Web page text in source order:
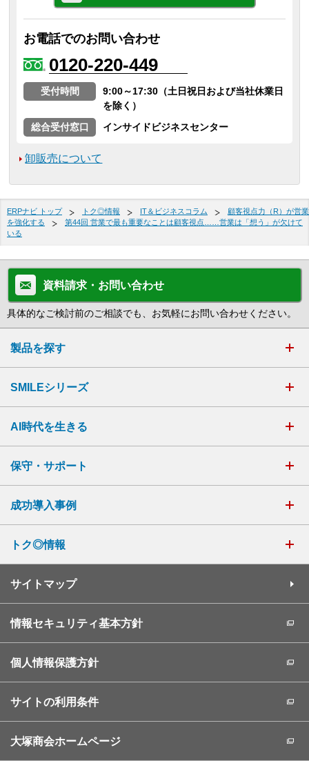
お電話でのお問い合わせ
0120-220-449
受付時間
9:00～17:30（土日祝日および当社休業日
を除く）
総合受付窓口
インサイドビジネスセンター
卸販売について
ERPナビ トップ トク◎情報 IT＆ビジネスコラム
顧客視点力（R）が営業
を強化する
第44回 営業で最も重要なことは顧客視点……営業は「想う」が欠けて
いる
資料請求・お問い合わせ
具体的なご検討前のご相談でも、お気軽にお問い合わせください。
製品を探す
SMILEシリーズ
AI時代を生きる
保守・サポート
成功導入事例
トク◎情報
サイトマップ
情報セキュリティ基本方針
個人情報保護方針
サイトの利用条件
大塚商会ホームページ